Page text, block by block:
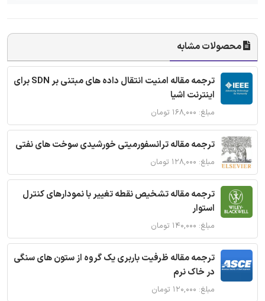
محصولات مشابه
ترجمه مقاله امنیت انتقال داده های مبتنی بر SDN برای
اینترنت اشیا
مبلغ: ۱۶۸,۰۰۰ تومان
ترجمه مقاله ترانسفورمیتی خورشیدی سوخت های نفتی
مبلغ: ۱۲۸,۰۰۰ تومان
ترجمه مقاله تشخیص نقطه تغییر با نمودارهای کنترل
استوار
مبلغ: ۱۴۰,۰۰۰ تومان
ترجمه مقاله ظرفیت باربری یک گروه از ستون های سنگی
در خاک نرم
مبلغ: ۱۲۰,۰۰۰ تومان